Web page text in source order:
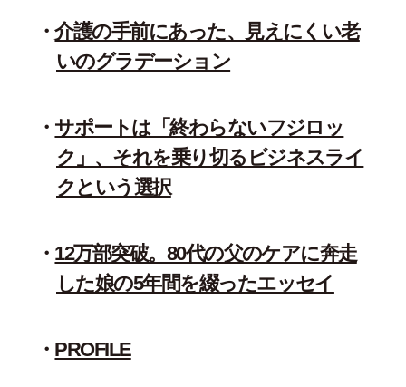
介護の手前にあった、見えにくい老
いのグラデーション
サポートは「終わらないフジロッ
ク」、それを乗り切るビジネスライ
クという選択
12万部突破。80代の父のケアに奔走
した娘の5年間を綴ったエッセイ
PROFILE